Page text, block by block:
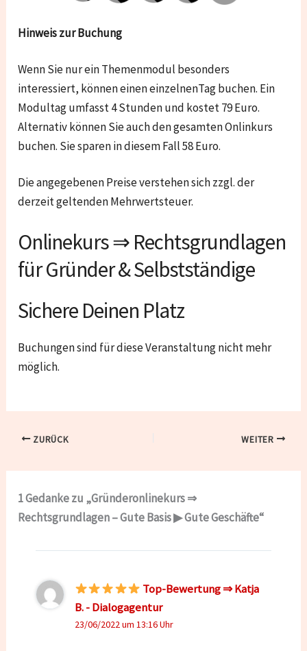
Hinweis zur Buchung
Wenn Sie nur ein Themenmodul besonders
interessiert, können einen einzelnenTag buchen. Ein
Modultag umfasst 4 Stunden und kostet 79 Euro.
Alternativ können Sie auch den gesamten Onlinkurs
buchen. Sie sparen in diesem Fall 58 Euro.
Die angegebenen Preise verstehen sich zzgl. der
derzeit geltenden Mehrwertsteuer.
Onlinekurs ⇒ Rechtsgrundlagen
für Gründer & Selbstständige
Sichere Deinen Platz
Buchungen sind für diese Veranstaltung nicht mehr
möglich.
ZURÜCK WEITER
1 Gedanke zu „Gründeronlinekurs ⇒
Rechtsgrundlagen – Gute Basis ▶ Gute Geschäfte“
Top-Bewertung ⇒ Katja
B. - Dialogagentur
23/06/2022 um 13:16 Uhr